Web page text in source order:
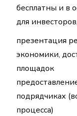
бесплатны и в
для
презентация
экономики,
площадок
подрядчиках
процесса)